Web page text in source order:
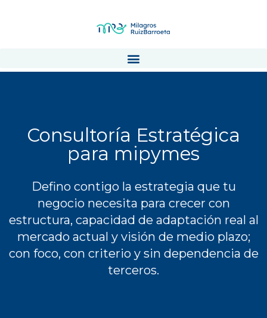
Consultoría Estratégica
para mipymes
Defino contigo la estrategia que tu
negocio necesita para crecer con
estructura, capacidad de adaptación real al
mercado actual y visión de medio plazo;
con foco, con criterio y sin dependencia de
terceros.